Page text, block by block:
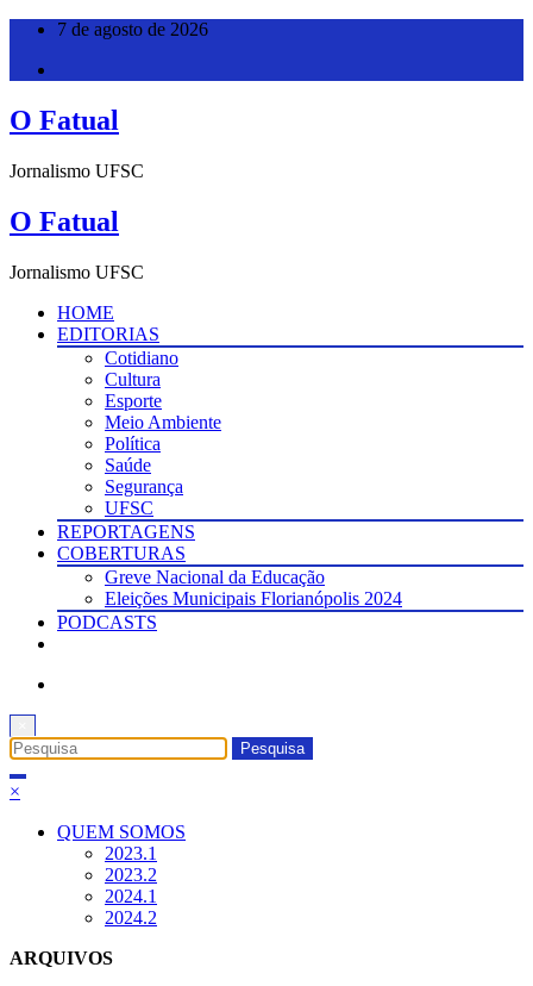
Pular
7 de agosto de 2026
O Fatual
Jornalismo UFSC
O Fatual
Jornalismo UFSC
HOME
EDITORIAS
Cotidiano
Cultura
Esporte
Meio Ambiente
Política
Saúde
Segurança
UFSC
REPORTAGENS
COBERTURAS
Greve Nacional da Educação
Eleições Municipais Florianópolis 2024
PODCASTS
×
QUEM SOMOS
2023.1
2023.2
2024.1
2024.2
ARQUIVOS